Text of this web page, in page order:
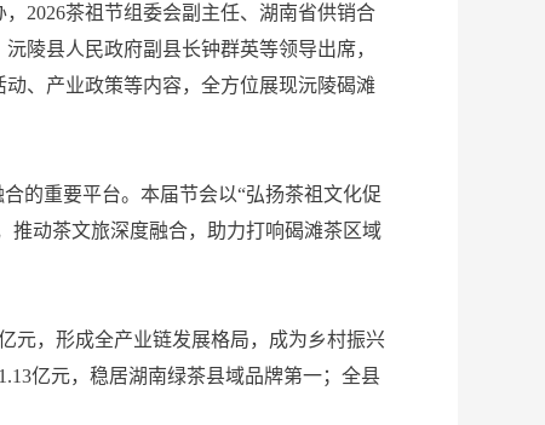
2026茶祖节组委会副主任、湖南省供销合
陵县人民政府副县长钟群英等领导出席，
、产业政策等内容，全方位展现沅陵碣滩
的重要平台。本届节会以“弘扬茶祖文化促
推动茶文旅深度融合，助力打响碣滩茶区域
元，形成全产业链发展格局，成为乡村振兴
亿元，稳居湖南绿茶县域品牌第一；全县